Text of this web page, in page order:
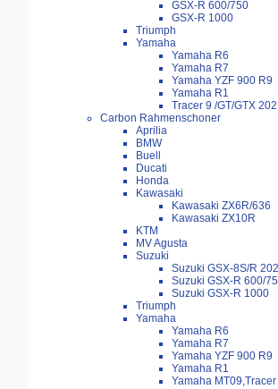
GSX-R 600/750
GSX-R 1000
Triumph
Yamaha
Yamaha R6
Yamaha R7
Yamaha YZF 900 R9
Yamaha R1
Tracer 9 /GT/GTX
Carbon Rahmenschoner
Aprilia
BMW
Buell
Ducati
Honda
Kawasaki
Kawasaki ZX6R/636
Kawasaki ZX10R
KTM
MV Agusta
Suzuki
Suzuki GSX-8S/R
Suzuki GSX-R 600/
Suzuki GSX-R 1000
Triumph
Yamaha
Yamaha R6
Yamaha R7
Yamaha YZF 900 R9
Yamaha R1
Yamaha